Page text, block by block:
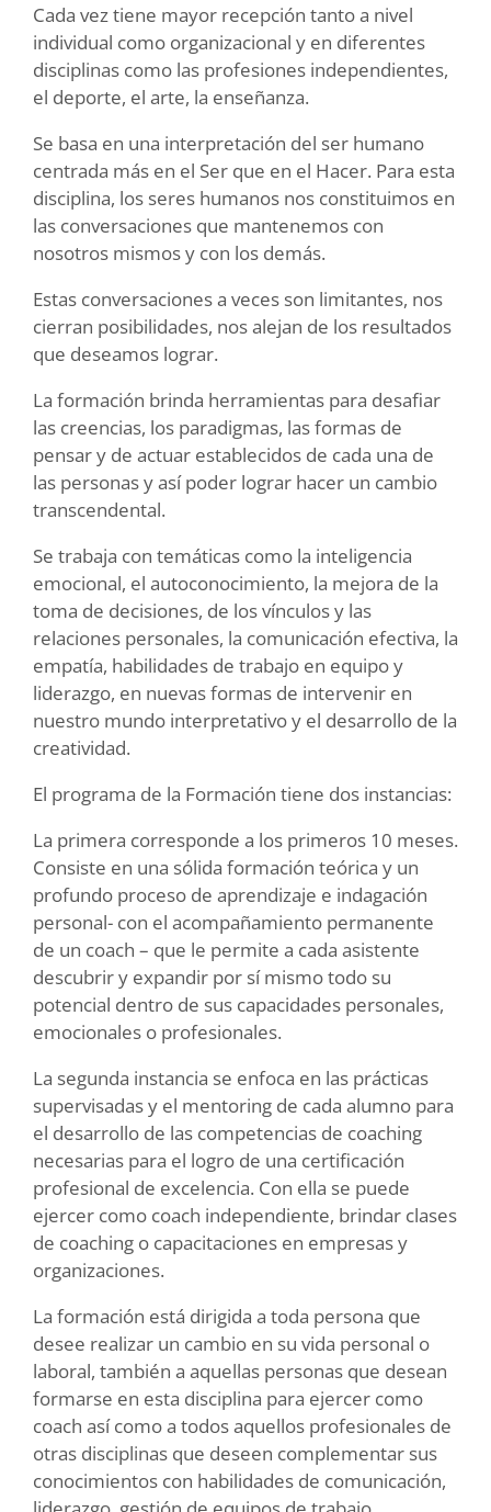
Cada vez tiene mayor recepción tanto a nivel
individual como organizacional y en diferentes
disciplinas como las profesiones independientes,
el deporte, el arte, la enseñanza.
Se basa en una interpretación del ser humano
centrada más en el Ser que en el Hacer. Para esta
disciplina, los seres humanos nos constituimos en
las conversaciones que mantenemos con
nosotros mismos y con los demás.
Estas conversaciones a veces son limitantes, nos
cierran posibilidades, nos alejan de los resultados
que deseamos lograr.
La formación brinda herramientas para desafiar
las creencias, los paradigmas, las formas de
pensar y de actuar establecidos de cada una de
las personas y así poder lograr hacer un cambio
transcendental.
Se trabaja con temáticas como la inteligencia
emocional, el autoconocimiento, la mejora de la
toma de decisiones, de los vínculos y las
relaciones personales, la comunicación efectiva, la
empatía, habilidades de trabajo en equipo y
liderazgo, en nuevas formas de intervenir en
nuestro mundo interpretativo y el desarrollo de la
creatividad.
El programa de la Formación tiene dos instancias:
La primera corresponde a los primeros 10 meses.
Consiste en una sólida formación teórica y un
profundo proceso de aprendizaje e indagación
personal- con el acompañamiento permanente
de un coach – que le permite a cada asistente
descubrir y expandir por sí mismo todo su
potencial dentro de sus capacidades personales,
emocionales o profesionales.
La segunda instancia se enfoca en las prácticas
supervisadas y el mentoring de cada alumno para
el desarrollo de las competencias de coaching
necesarias para el logro de una certificación
profesional de excelencia. Con ella se puede
ejercer como coach independiente, brindar clases
de coaching o capacitaciones en empresas y
organizaciones.
La formación está dirigida a toda persona que
desee realizar un cambio en su vida personal o
laboral, también a aquellas personas que desean
formarse en esta disciplina para ejercer como
coach así como a todos aquellos profesionales de
otras disciplinas que deseen complementar sus
conocimientos con habilidades de comunicación,